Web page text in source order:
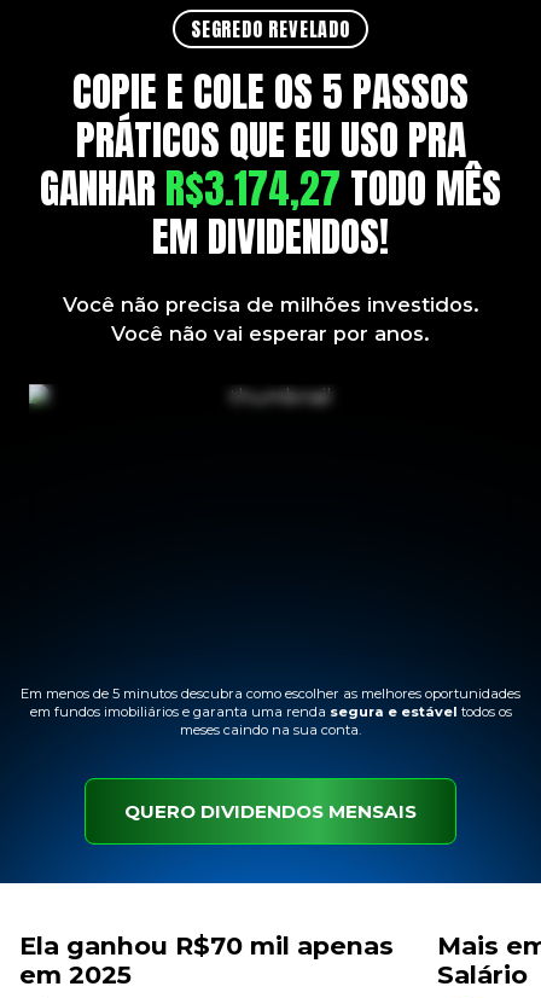
SEGREDO REVELADO
COPIE E COLE OS 5 PASSOS
PRÁTICOS QUE EU USO PRA
GANHARR$3.174,27TODO MÊS
EM DIVIDENDOS!
Você não precisa de milhões investidos.
Você não vai esperar por anos.
Em menos de 5 minutos descubra como escolher as melhores oportunidades
em fundos imobiliários e garanta uma renda segura e estável todos os
meses caindo na sua conta.
QUERO DIVIDENDOS MENSAIS
Ela ganhou R$70 mil apenas
em 2025
Mais
Salário